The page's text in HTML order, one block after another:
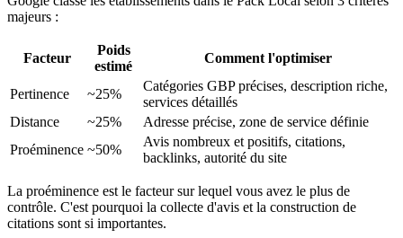
majeurs :
Facteur
Poids
estimé
Comment l'optimiser
Pertinence ~25%
Catégories GBP précises, description riche,
services détaillés
Distance
~25%
Adresse précise, zone de service définie
Proéminence ~50%
Avis nombreux et positifs, citations,
backlinks, autorité du site
La proéminence est le facteur sur lequel vous avez le plus de
contrôle. C'est pourquoi la collecte d'avis et la construction de
citations sont si importantes.